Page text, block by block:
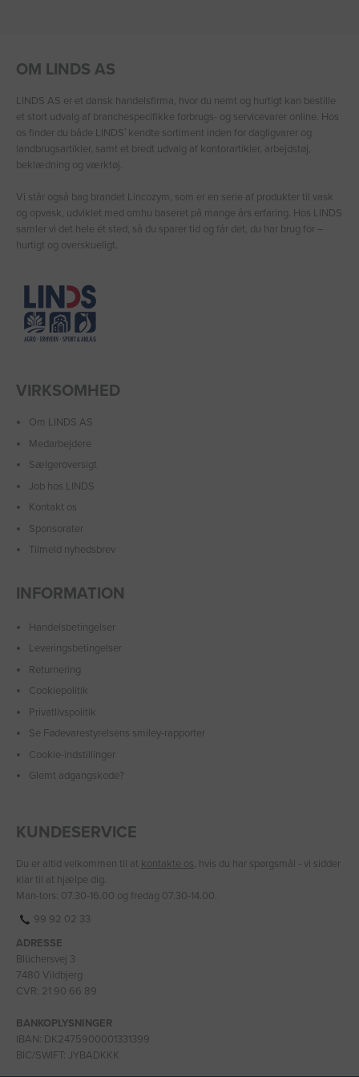
OM LINDS AS
LINDS AS er et dansk handelsfirma, hvor du nemt og hurtigt kan bestille
et stort udvalg af branchespecifikke forbrugs- og servicevarer online. Hos
os finder du både LINDS′ kendte sortiment inden for dagligvarer og
landbrugsartikler, samt et bredt udvalg af kontorartikler, arbejdstøj,
beklædning og værktøj.
Vi står også bag brandet Lincozym, som er en serie af produkter til vask
og opvask, udviklet med omhu baseret på mange års erfaring. Hos LINDS
samler vi det hele ét sted, så du sparer tid og får det, du har brug for –
hurtigt og overskueligt.
VIRKSOMHED
Om LINDS AS
Medarbejdere
Sælgeroversigt
Job hos LINDS
Kontakt os
Sponsorater
Tilmeld nyhedsbrev
INFORMATION
Handelsbetingelser
Leveringsbetingelser
Returnering
Cookiepolitik
Privatlivspolitik
Se Fødevarestyrelsens smiley-rapporter
Cookie-indstillinger
Glemt adgangskode?
KUNDESERVICE
Du er altid velkommen til at kontakte os, hvis du har spørgsmål - vi sidder
klar til at hjælpe dig.
Man-tors: 07.30-16.00 og fredag 07.30-14.00.
99 92 02 33
ADRESSE
Blüchersvej 3
7480 Vildbjerg
CVR: 21 90 66 89
BANKOPLYSNINGER
IBAN: DK2475900001331399
BIC/SWIFT: JYBADKKK